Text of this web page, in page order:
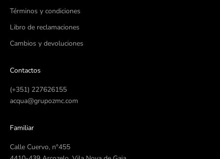
Términos y condiciones
Libro de reclamaciones
Cambios y devoluciones
Contactos
(+351) 227626155
acqua@grupozmc.com
Familiar
Calle Cuervo, nº455